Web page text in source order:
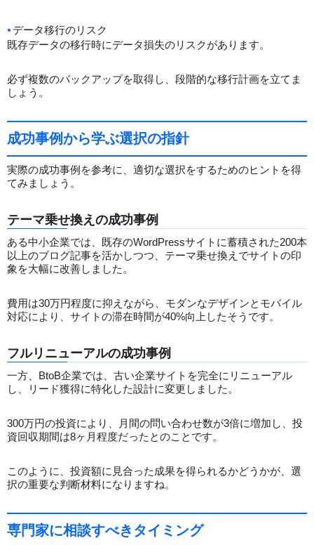
データ移行のリスク
既存データの移行時にデータ損失のリスクがあります。
必ず複数のバックアップを取得し、段階的な移行計画を立てま
しょう。
成功事例から学ぶ選択の指針
実際の成功事例を参考に、適切な選択をするためのヒントを得
てみましょう。
テーマ乗せ換えの成功事例
ある中小企業では、既存のWordPressサイトに蓄積された200本
以上のブログ記事を活かしつつ、テーマ乗せ換えでサイトの印
象を大幅に改善しました。
費用は30万円程度に抑えながら、モダンなデザインとモバイル
対応により、サイトの滞在時間が40%向上したそうです。
フルリニューアルの成功事例
一方、BtoB企業では、古い企業サイトを完全にリニューアル
し、リード獲得に特化した設計に変更しました。
300万円の投資により、月間の問い合わせ数が3倍に増加し、投
資回収期間は8ヶ月程度だったとのことです。
このように、投資額に見合った成果を得られるかどうかが、選
択の重要な判断材料になりますね。
専門家に相談すべきタイミング